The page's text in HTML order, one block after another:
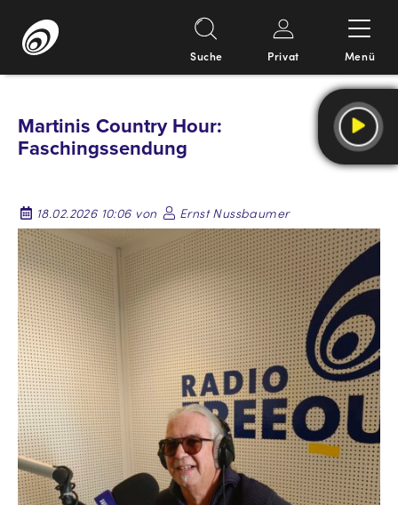
Inhalt
Suche Privat Menü
Martinis Country Hour:
Faschingssendung
18.02.2026 10:06 von Ernst Nussbaumer